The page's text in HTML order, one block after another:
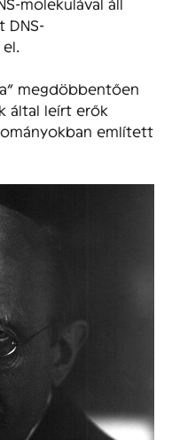
DNS-
megdöbbentően
által leírt erők
említett